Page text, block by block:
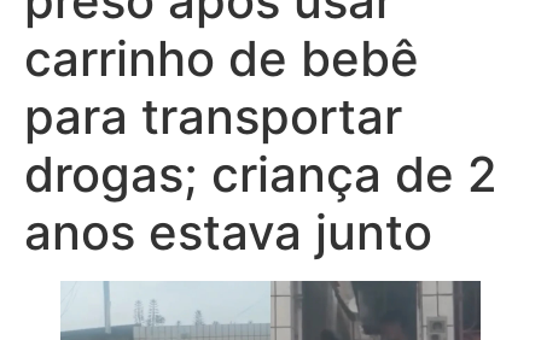
carrinho de bebê
para transportar
drogas; criança de 2
anos estava junto